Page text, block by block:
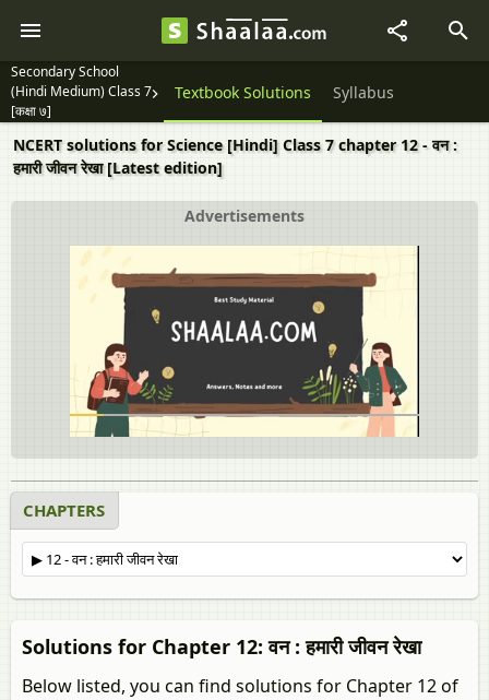
Secondary School
(Hindi Medium) Class 7
[कक्षा ७]
Textbook Solutions Syllabus
NCERT solutions for Science [Hindi] Class 7 chapter 12 - वन :
हमारी जीवन रेखा [Latest edition]
Advertisements
CHAPTERS
Solutions for Chapter 12: वन : हमारी जीवन रेखा
Below listed, you can find solutions for Chapter 12 of